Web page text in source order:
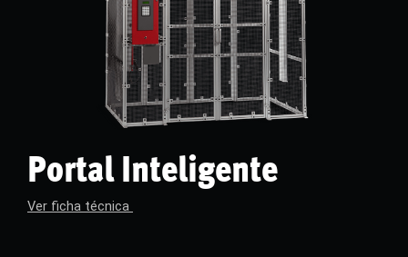
Portal Inteligente
Ver ficha técnica